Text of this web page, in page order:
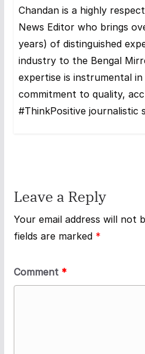
Chandan is a highly
News Editor who brings
years) of distinguished
industry to the Bengal
expertise is instrumental
commitment to quality,
#ThinkPositive journalistic
Leave a Reply
Your email address will not
fields are marked *
Comment *